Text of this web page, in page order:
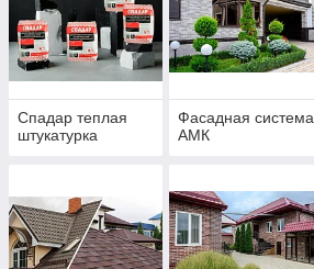
Спадар теплая
штукатурка
Фасадная система
АМК